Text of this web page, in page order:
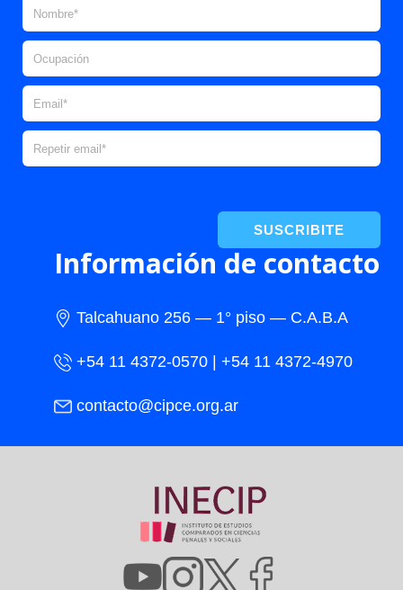
SUSCRIBITE
Información de contacto
Talcahuano 256 — 1° piso — C.A.B.A
+54 11 4372-0570 | +54 11 4372-4970
contacto@cipce.org.ar